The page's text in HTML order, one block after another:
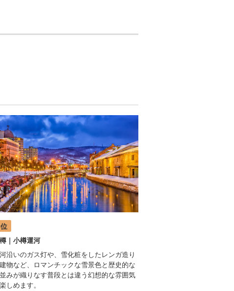
｜小樽運河
沿いのガス灯や、雪化粧をしたレンガ造り
物など、ロマンチックな雪景色と歴史的な
みが織りなす普段とは違う幻想的な雰囲気
しめます。